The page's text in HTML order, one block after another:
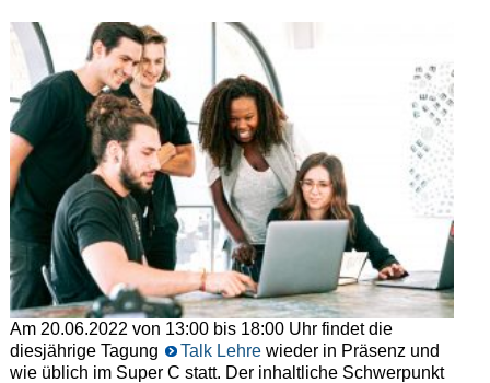
Am 20.06.2022 von 13:00 bis 18:00 Uhr findet die
diesjährige Tagung
Talk Lehre wieder in Präsenz und
wie üblich im Super C statt. Der inhaltliche Schwerpunkt